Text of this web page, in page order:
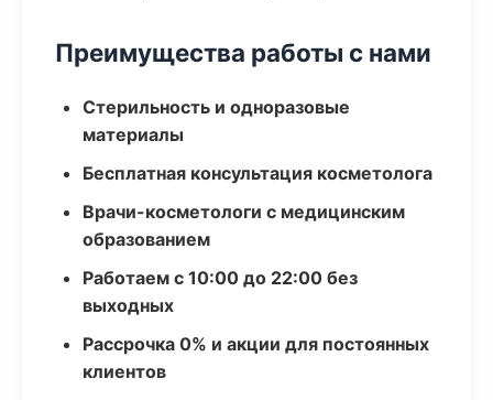
Преимущества работы с нами
Стерильность и одноразовые
материалы
Бесплатная консультация косметолога
Врачи-косметологи с медицинским
образованием
Работаем с 10:00 до 22:00 без
выходных
Рассрочка 0% и акции для постоянных
клиентов